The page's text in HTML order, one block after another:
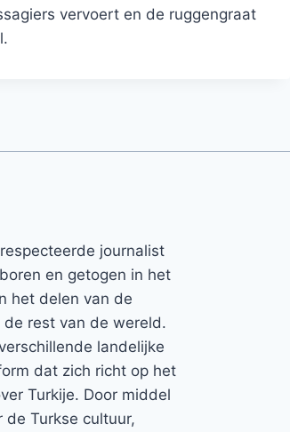
vervoert en de ruggengraat
journalist
en getogen in het
het delen van de
rest van de wereld.
landelijke
dat zich richt op het
Turkije. Door middel
de Turkse cultuur,